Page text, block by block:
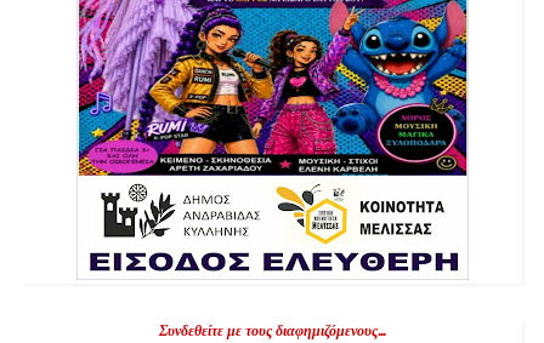
Συνδεθείτε με τους διαφημιζόμενους...